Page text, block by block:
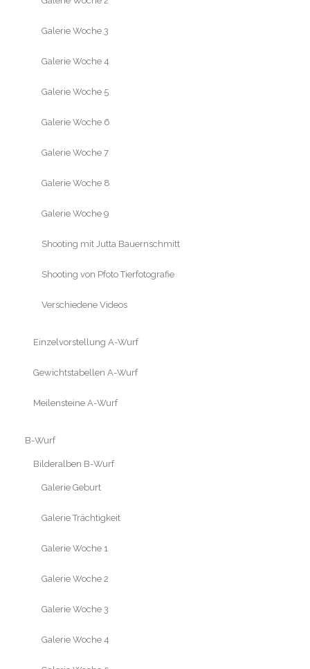
Galerie Woche 3
Galerie Woche 4
Galerie Woche 5
Galerie Woche 6
Galerie Woche 7
Galerie Woche 8
Galerie Woche 9
Shooting mit Jutta Bauernschmitt
Shooting von Pfoto Tierfotografie
Verschiedene Videos
Einzelvorstellung A-Wurf
Gewichtstabellen A-Wurf
Meilensteine A-Wurf
B-Wurf
Bilderalben B-Wurf
Galerie Geburt
Galerie Trächtigkeit
Galerie Woche 1
Galerie Woche 2
Galerie Woche 3
Galerie Woche 4